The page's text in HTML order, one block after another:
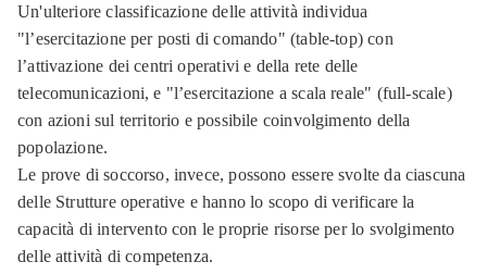
Un'ulteriore classificazione delle attività individua
"l’esercitazione per posti di comando" (table-top) con
l’attivazione dei centri operativi e della rete delle
telecomunicazioni, e "l’esercitazione a scala reale" (full-scale)
con azioni sul territorio e possibile coinvolgimento della
popolazione.
Le prove di soccorso, invece, possono essere svolte da ciascuna
delle Strutture operative e hanno lo scopo di verificare la
capacità di intervento con le proprie risorse per lo svolgimento
delle attività di competenza.